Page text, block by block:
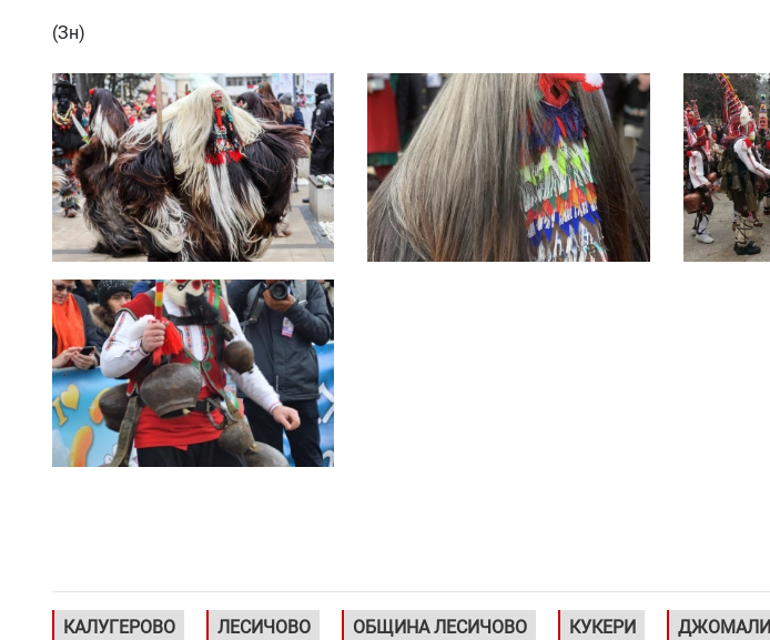
(Зн)
КАЛУГЕРОВО ЛЕСИЧОВО ОБЩИНА ЛЕСИЧОВО КУКЕРИ ДЖОМАЛИ